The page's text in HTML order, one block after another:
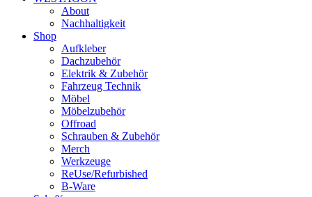
About
Nachhaltigkeit
Shop
Aufkleber
Dachzubehör
Elektrik & Zubehör
Fahrzeug Technik
Möbel
Möbelzubehör
Offroad
Schrauben & Zubehör
Merch
Werkzeuge
ReUse/Refurbished
B-Ware